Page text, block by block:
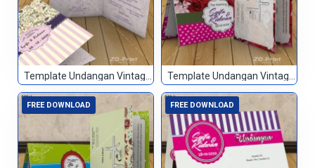
Template Undangan Vintage 076 Template Undangan Vintage 077
FREE DOWNLOAD FREE DOWNLOAD